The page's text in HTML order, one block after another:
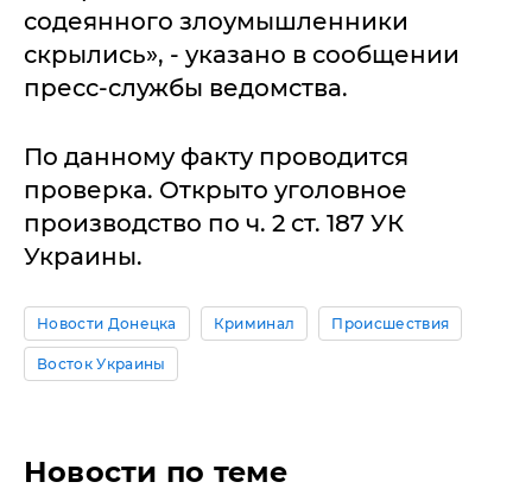
содеянного злоумышленники
скрылись», - указано в сообщении
пресс-службы ведомства.
По данному факту проводится
проверка. Открыто уголовное
производство по ч. 2 ст. 187 УК
Украины.
Новости Донецка Криминал Происшествия
Восток Украины
Новости по теме